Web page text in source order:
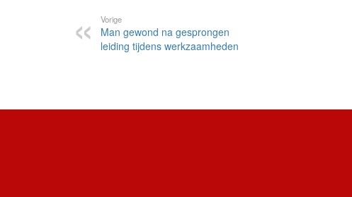
Vorige
Man gewond na gesprongen
leiding tijdens werkzaamheden